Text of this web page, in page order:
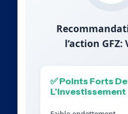
l’action GFZ:
✅ Points Forts De
L’Investissement